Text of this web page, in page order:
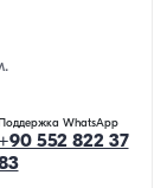
WhatsApp
552 822 37